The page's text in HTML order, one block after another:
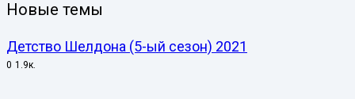
Новые темы
Детство Шелдона (5-ый сезон) 2021
0 1.9к.